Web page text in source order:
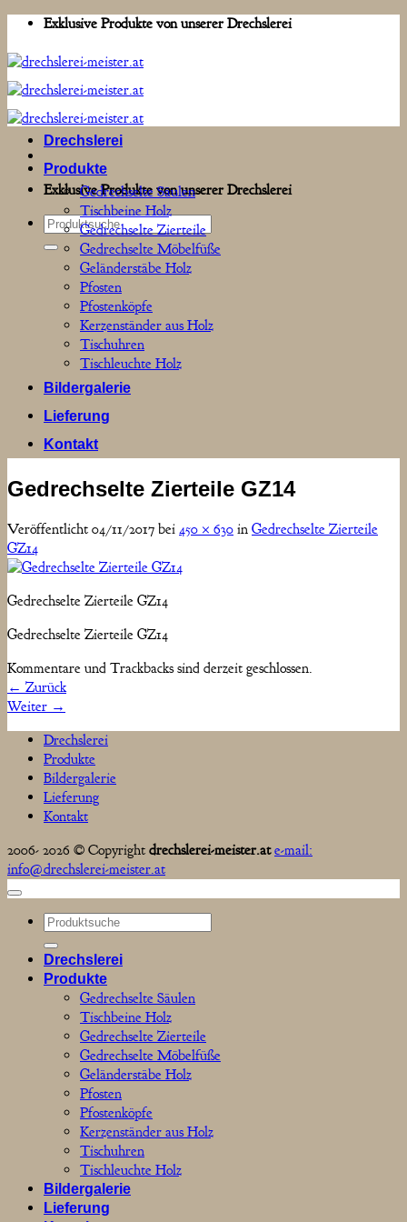
Zum
springen
Exklusive Produkte von unserer Drechslerei
Exklusive Produkte von unserer Drechslerei
Suchen
nach:
Drechslerei
Produkte
Gedrechselte Säulen
Tischbeine Holz
Gedrechselte Zierteile
Gedrechselte Möbelfüße
Geländerstäbe Holz
Pfosten
Pfostenköpfe
Kerzenständer aus Holz
Tischuhren
Tischleuchte Holz
Bildergalerie
Lieferung
Kontakt
Gedrechselte Zierteile GZ14
Veröffentlicht 04/11/2017 bei 450 × 630 in Gedrechselte Zierteile
GZ14
Gedrechselte Zierteile GZ14
Gedrechselte Zierteile GZ14
Kommentare und Trackbacks sind derzeit geschlossen.
← Zurück
Weiter →
Drechslerei
Produkte
Bildergalerie
Lieferung
Kontakt
2006- 2026 © Copyright drechslerei-meister.at e-mail:
info@drechslerei-meister.at
Suchen
nach:
Drechslerei
Produkte
Gedrechselte Säulen
Tischbeine Holz
Gedrechselte Zierteile
Gedrechselte Möbelfüße
Geländerstäbe Holz
Pfosten
Pfostenköpfe
Kerzenständer aus Holz
Tischuhren
Tischleuchte Holz
Bildergalerie
Lieferung